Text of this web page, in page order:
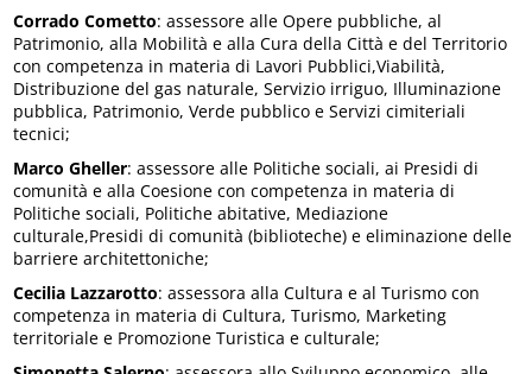
Corrado Cometto: assessore alle Opere pubbliche, al
Patrimonio, alla Mobilità e alla Cura della Città e del Territorio
con competenza in materia di Lavori Pubblici,Viabilità,
Distribuzione del gas naturale, Servizio irriguo, Illuminazione
pubblica, Patrimonio, Verde pubblico e Servizi cimiteriali
tecnici;
Marco Gheller: assessore alle Politiche sociali, ai Presidi di
comunità e alla Coesione con competenza in materia di
Politiche sociali, Politiche abitative, Mediazione
culturale,Presidi di comunità (biblioteche) e eliminazione delle
barriere architettoniche;
Cecilia Lazzarotto: assessora alla Cultura e al Turismo con
competenza in materia di Cultura, Turismo, Marketing
territoriale e Promozione Turistica e culturale;